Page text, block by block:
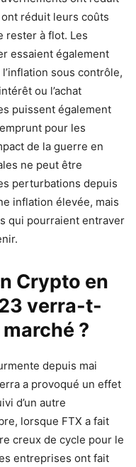
réduit leurs coûts
rester à flot. Les
essaient également
sous contrôle,
ou l’achat
puissent également
pour les
de la guerre en
ne peut être
perturbations depuis
inflation élevée, mais
qui pourraient entraver
Crypto en
verra-t-
?
depuis mai
a provoqué un effet
d’un autre
lorsque FTX a fait
creux de cycle pour le
entreprises ont fait